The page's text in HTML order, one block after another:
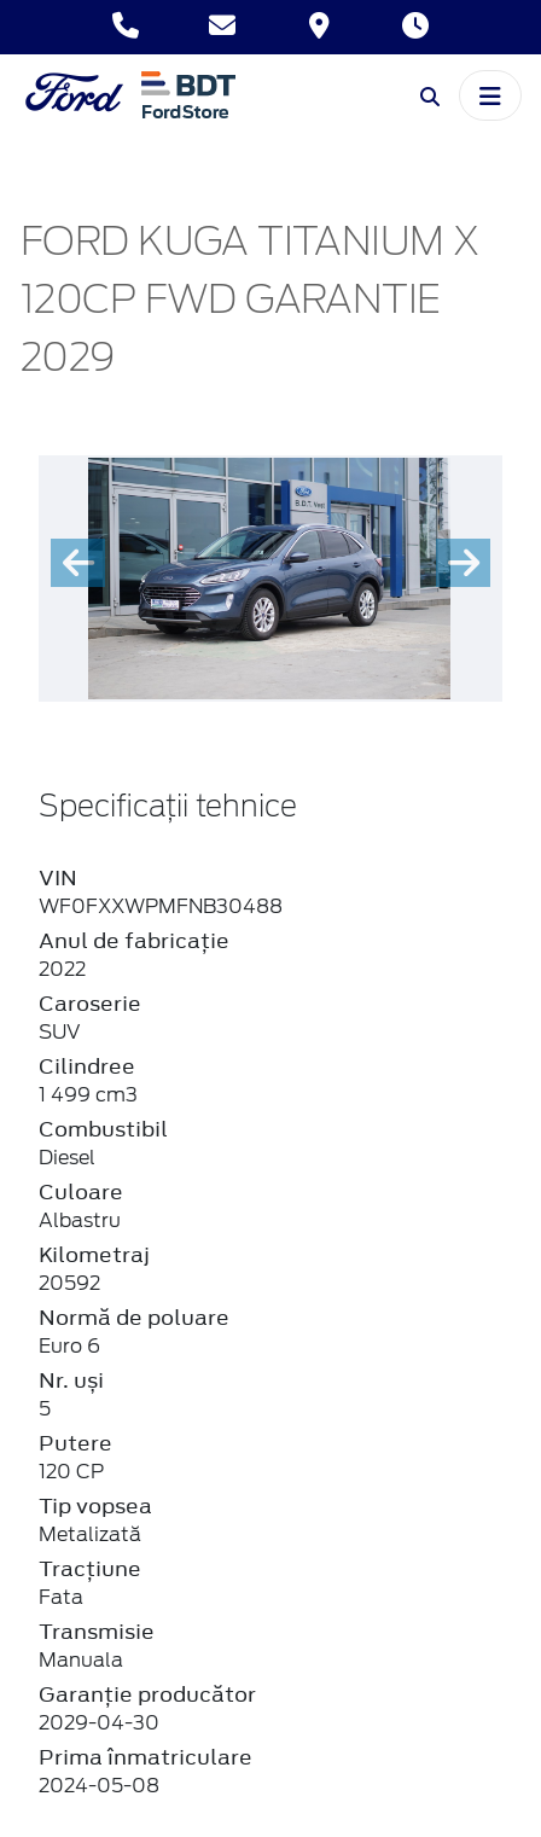
FORD KUGA TITANIUM X
120CP FWD GARANTIE
2029
Specificații tehnice
VIN
WF0FXXWPMFNB30488
Anul de fabricație
2022
Caroserie
SUV
Cilindree
1 499 cm3
Combustibil
Diesel
Culoare
Albastru
Kilometraj
20592
Normă de poluare
Euro 6
Nr. uși
5
Putere
120 CP
Tip vopsea
Metalizată
Tracțiune
Fata
Transmisie
Manuala
Garanție producător
2029-04-30
Prima înmatriculare
2024-05-08